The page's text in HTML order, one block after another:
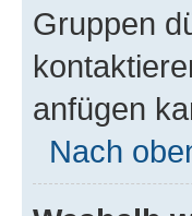
Gruppen
anfügen
Nach